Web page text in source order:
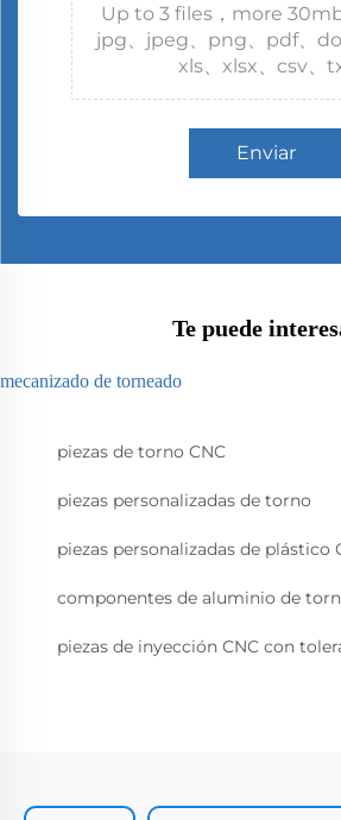
Up to 3 files，more
jpg、jpeg、png、pdf、
xls、xlsx、csv、
Enviar
Te puede
mecanizado de torneado
piezas de torno CNC
piezas personalizadas de torno
piezas personalizadas de plástico
componentes de aluminio de
piezas de inyección CNC con